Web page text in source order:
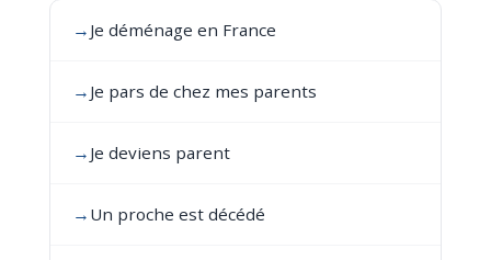
→ Je déménage en France
→ Je pars de chez mes parents
→ Je deviens parent
→ Un proche est décédé